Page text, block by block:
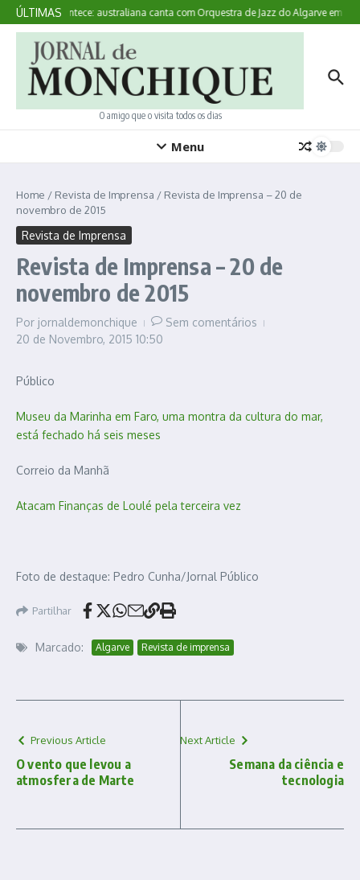
Ir para o conteúdo
ÚLTIMAS
Aqui Acontece: australiana canta com Orquestra de Jazz do Algarve em
O amigo que o visita todos os dias
Menu
Home / Revista de Imprensa / Revista de Imprensa – 20 de
novembro de 2015
Revista de Imprensa
Revista de Imprensa – 20 de
novembro de 2015
Por jornaldemonchique
Sem comentários
20 de Novembro, 2015 10:50
Público
Museu da Marinha em Faro, uma montra da cultura do mar,
está fechado há seis meses
Correio da Manhã
Atacam Finanças de Loulé pela terceira vez
Foto de destaque: Pedro Cunha/Jornal Público
Partilhar
Marcado: Algarve Revista de imprensa
Previous Article
O vento que levou a
atmosfera de Marte
Next Article
Semana da ciência e
tecnologia